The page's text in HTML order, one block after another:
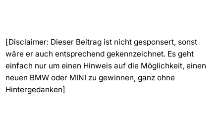
[Disclaimer: Dieser Beitrag ist nicht gesponsert, sonst
wäre er auch entsprechend gekennzeichnet. Es geht
einfach nur um einen Hinweis auf die Möglichkeit, einen
neuen BMW oder MINI zu gewinnen, ganz ohne
Hintergedanken]